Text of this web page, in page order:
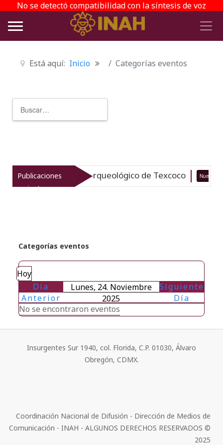
No se detectó compatibilidad con la síntesis de voz
Está aquí: Inicio Categorías eventos
Publicaciones
recientes
el patrimonio arqueológico de Texcoco Nuevo
Categorías eventos
Hoy
Día
Anterior
Lunes, 24. Noviembre
2025
Siguiente
Día
No se encontraron eventos
Insurgentes Sur 1940, col. Florida, C.P. 01030, Álvaro
Obregón, CDMX.
Coordinación Nacional de Difusión - Dirección de Medios de
Comunicación - INAH - ALGUNOS DERECHOS RESERVADOS ©
2025